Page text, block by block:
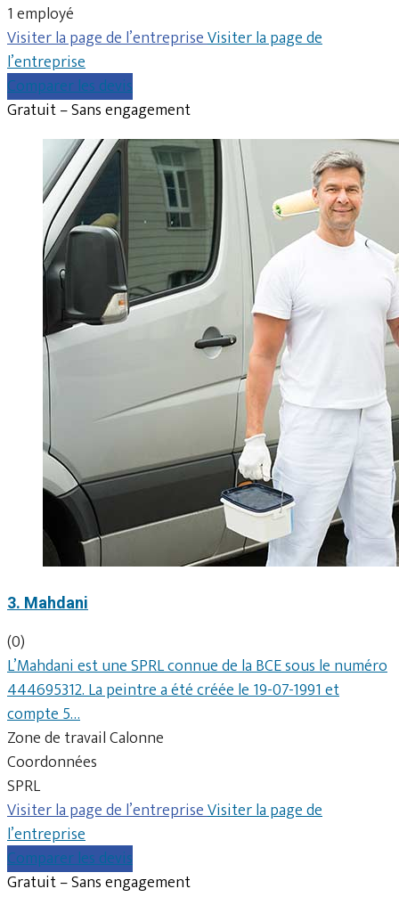
1 employé
Visiter la page de l’entrepriseVisiter la page de
l’entreprise
Comparer les devis
Gratuit – Sans engagement
3. Mahdani
(0)
L’Mahdani est une SPRL connue de la BCE sous le numéro
444695312. La peintre a été créée le 19-07-1991 et
compte 5…
Zone de travail Calonne
Coordonnées
SPRL
Visiter la page de l’entrepriseVisiter la page de
l’entreprise
Comparer les devis
Gratuit – Sans engagement